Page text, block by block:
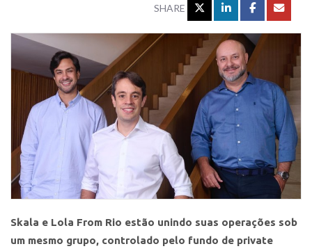
SHARE
Skala e Lola From Rio estão unindo suas operações sob
um mesmo grupo, controlado pelo fundo de private